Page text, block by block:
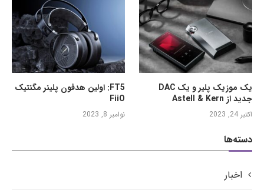
FT5: اولین هدفون پلینر مگنتیک
FiiO
نوامبر 8, 2023
یک موزیک پلیر و یک DAC
جدید از Astell & Kern
اکتبر 24, 2023
دسته‌ها
اخبار